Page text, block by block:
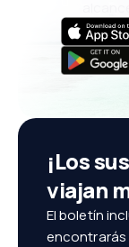
¡Los
viajan
El boletín
encontrarás